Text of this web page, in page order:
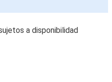
a disponibilidad